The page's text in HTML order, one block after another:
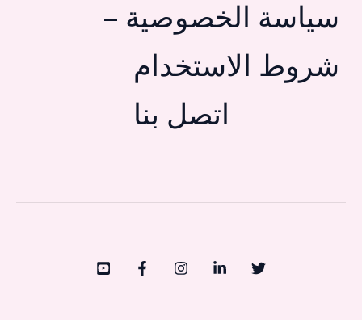
سياسة الخصوصية –
شروط الاستخدام
اتصل بنا